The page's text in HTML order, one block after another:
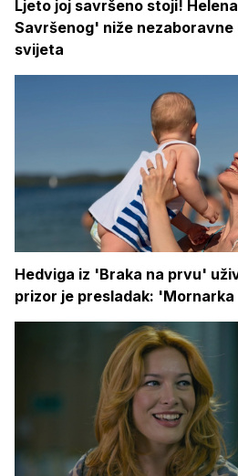
Ljeto joj savršeno stoji!
Savršenog' niže nezaboravne
svijeta
Hedviga iz 'Braka na prvu'
prizor je presladak: 'Mornarka